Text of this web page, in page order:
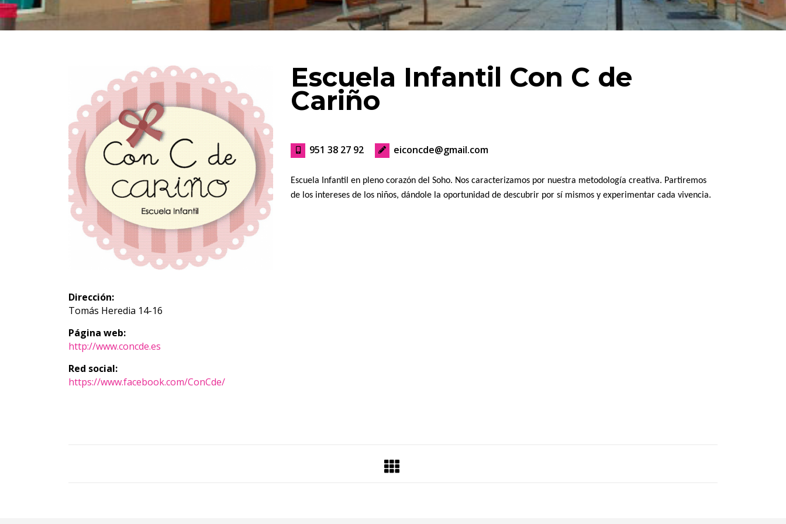
Dirección:
Tomás Heredia 14-16
Página web:
http://www.concde.es
Red social:
https://www.facebook.com/ConCde/
Escuela Infantil Con C de
Cariño
951 38 27 92 eiconcde@gmail.com
Escuela Infantil en pleno corazón del Soho. Nos caracterizamos por nuestra metodología creativa. Partiremos
de los intereses de los niños, dándole la oportunidad de descubrir por sí mismos y experimentar cada vivencia.